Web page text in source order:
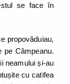
se face în
propovăduiau,
pe Câmpeanu.
neamului și-au
cu catifea